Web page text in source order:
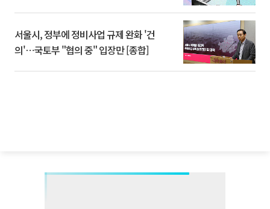
서울시, 정부에 정비사업 규제 완화 '건
의'⋯국토부 "협의 중" 입장만 [종합]